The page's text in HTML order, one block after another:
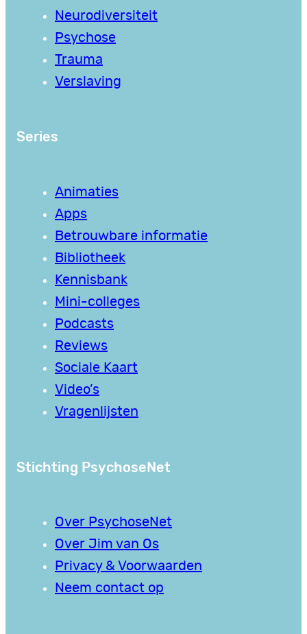
Neurodiversiteit
Psychose
Trauma
Verslaving
Series
Animaties
Apps
Betrouwbare informatie
Bibliotheek
Kennisbank
Mini-colleges
Podcasts
Reviews
Sociale Kaart
Video’s
Vragenlijsten
Stichting PsychoseNet
Over PsychoseNet
Over Jim van Os
Privacy & Voorwaarden
Neem contact op